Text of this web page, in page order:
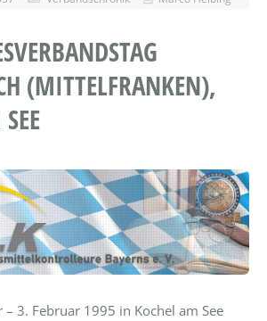
(MITTELFRANKEN),
– 3. Februar 1995 in Kochel am See